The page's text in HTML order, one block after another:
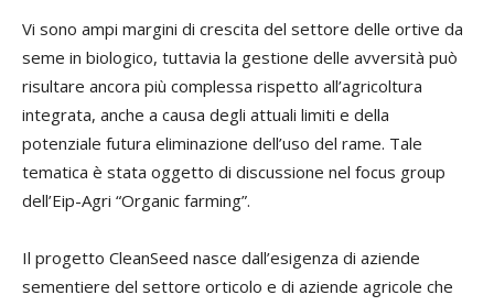
Vi sono ampi margini di crescita del settore delle ortive da
seme in biologico, tuttavia la gestione delle avversità può
risultare ancora più complessa rispetto all’agricoltura
integrata, anche a causa degli attuali limiti e della
potenziale futura eliminazione dell’uso del rame. Tale
tematica è stata oggetto di discussione nel focus group
dell’Eip-Agri “Organic farming”.
Il progetto CleanSeed nasce dall’esigenza di aziende
sementiere del settore orticolo e di aziende agricole che